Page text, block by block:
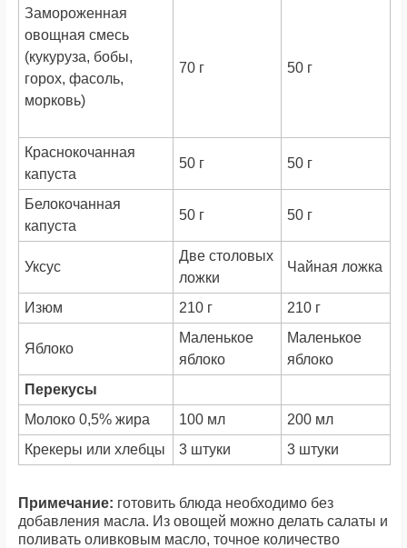
Замороженная
овощная смесь
(кукуруза, бобы,
горох, фасоль,
морковь)
70 г 50 г
Краснокочанная
капуста
50 г 50 г
Белокочанная
капуста
50 г 50 г
Уксус
Две столовых
ложки
Чайная ложка
Изюм 210 г 210 г
Яблоко
Маленькое
яблоко
Маленькое
яблоко
Перекусы
Молоко 0,5% жира
100 мл
200 мл
Крекеры или хлебцы
3 штуки 3 штуки
Примечание: готовить блюда необходимо без
добавления масла. Из овощей можно делать салаты и
поливать оливковым масло, точное количество